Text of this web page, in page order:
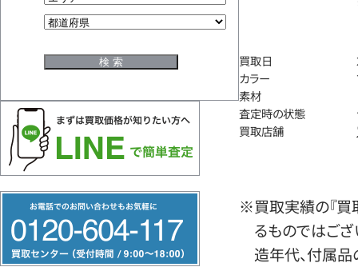
リ
ー
買取日
カラー
素材
査定時の状態
買取店舗
※買取実績の『買
るものではござ
造年代、付属品